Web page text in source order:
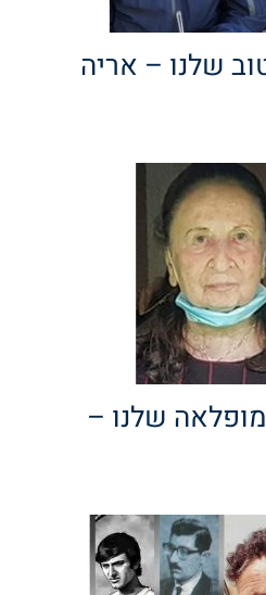
שלנו – אריה
שלנו –